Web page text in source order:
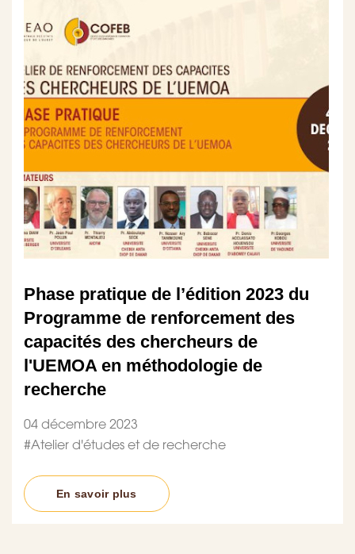
Phase pratique de l’édition 2023 du
Programme de renforcement des
capacités des chercheurs de
l'UEMOA en méthodologie de
recherche
04 décembre 2023
#Atelier d'études et de recherche
En savoir plus